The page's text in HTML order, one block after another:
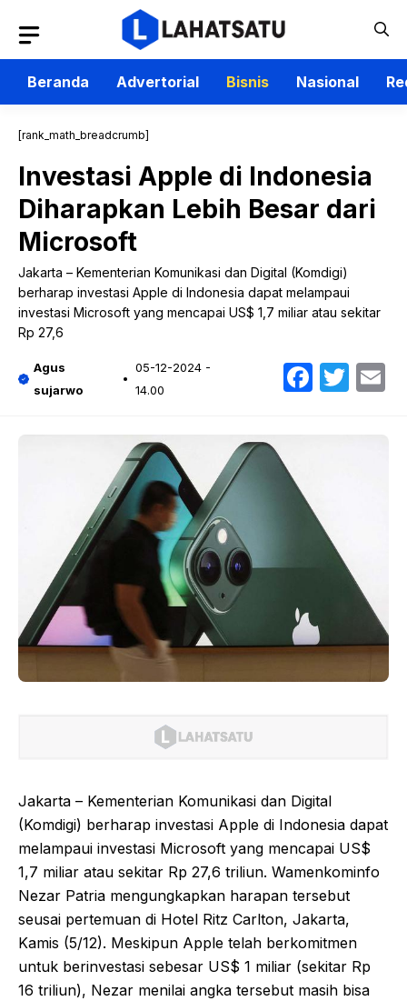
isi
Beranda
Advertorial Bisnis Nasional
[rank_math_breadcrumb]
Investasi Apple di Indonesia
Diharapkan Lebih Besar dari
Microsoft
Jakarta – Kementerian Komunikasi dan Digital (Komdigi)
berharap investasi Apple di Indonesia dapat melampaui
investasi Microsoft yang mencapai US$ 1,7 miliar atau sekitar
Rp 27,6
Agus
sujarwo
05-12-2024 -
14.00
Jakarta – Kementerian Komunikasi dan Digital
(Komdigi) berharap investasi Apple di Indonesia dapat
melampaui investasi Microsoft yang mencapai US$
1,7 miliar atau sekitar Rp 27,6 triliun. Wamenkominfo
Nezar Patria mengungkapkan harapan tersebut
seusai pertemuan di Hotel Ritz Carlton, Jakarta,
Kamis (5/12). Meskipun Apple telah berkomitmen
untuk berinvestasi sebesar US$ 1 miliar (sekitar Rp
16 triliun), Nezar menilai angka tersebut masih bisa